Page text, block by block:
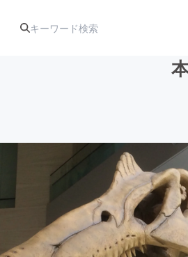
アート・写真
テクノロジー・ガジェット
映像・映画